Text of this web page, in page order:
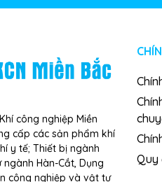
công nghiệp Miền
cấp các sản phẩm khí
y tế; Thiết bị ngành
Hàn-Cắt, Dụng
công nghiệp và vật tư
Quy